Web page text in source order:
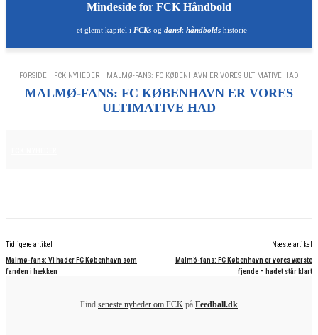
Mindeside for FCK Håndbold
- et glemt kapitel i FCKsog dansk håndboldshistorie
FORSIDE FCK NYHEDER MALMØ-FANS: FC KØBENHAVN ER VORES ULTIMATIVE HAD
MALMØ-FANS: FC KØBENHAVN ER VORES
ULTIMATIVE HAD
Tidligere artikel
Malmø-fans: Vi hader FC København som
fanden i hækken
Næste artikel
Malmö-fans: FC København er vores værste
fjende – hadet står klart
Find seneste nyheder om FCK på Feedball.dk